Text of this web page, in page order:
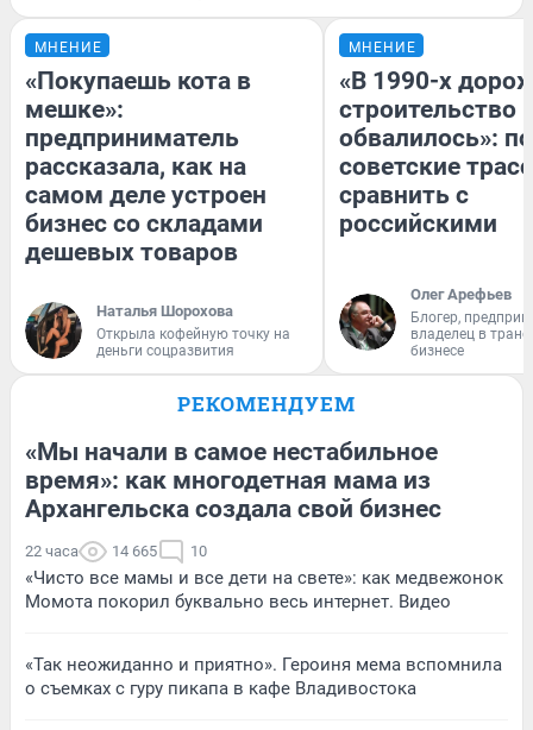
МНЕНИЕ
«Покупаешь кота в
мешке»:
предприниматель
рассказала, как на
самом деле устроен
бизнес со складами
дешевых товаров
Наталья Шорохова
Открыла кофейную точку на
деньги соцразвития
МНЕНИЕ
«В 1990-х
строительство
обвалилось»:
советские
сравнить с
российскими
Олег Арефьев
Блогер,
владелец в
бизнесе
РЕКОМЕНДУЕМ
«Мы начали в самое нестабильное
время»: как многодетная мама из
Архангельска создала свой бизнес
22 часа 14 665 10
«Чисто все мамы и все дети на свете»: как медвежонок
Момота покорил буквально весь интернет. Видео
«Так неожиданно и приятно». Героиня мема вспомнила
о съемках с гуру пикапа в кафе Владивостока